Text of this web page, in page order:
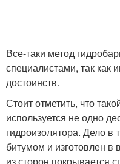
Все-таки метод
специалистами, так как
достоинств.
Стоит отметить, что
используется не одно
гидроизолятора. Дело в
битумом и изготовлен в
из сторон покрывается